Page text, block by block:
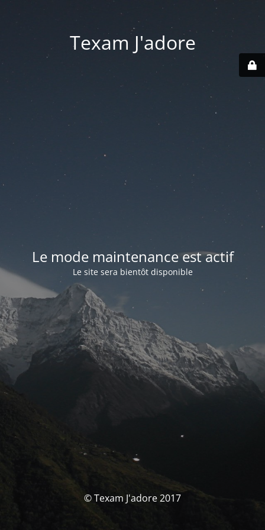
Texam J'adore
Le mode maintenance est actif
Le site sera bientôt disponible
© Texam J'adore 2017